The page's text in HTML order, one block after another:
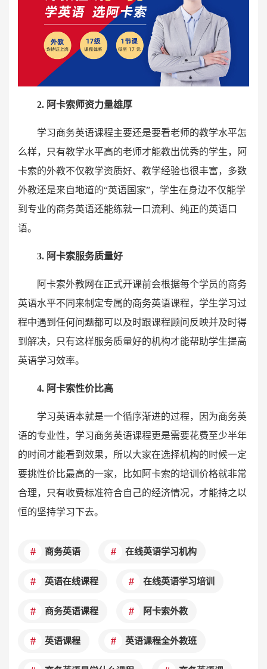
2. 阿卡索师资力量雄厚
学习商务英语课程主要还是要看老师的教学水平怎
么样，只有教学水平高的老师才能教出优秀的学生，阿
卡索的外教不仅教学资质好、教学经验也很丰富，多数
外教还是来自地道的“英语国家”，学生在身边不仅能学
到专业的商务英语还能练就一口流利、纯正的英语口
语。
3. 阿卡索服务质量好
阿卡索外教网在正式开课前会根据每个学员的商务
英语水平不同来制定专属的商务英语课程，学生学习过
程中遇到任何问题都可以及时跟课程顾问反映并及时得
到解决，只有这样服务质量好的机构才能帮助学生提高
英语学习效率。
4. 阿卡索性价比高
学习英语本就是一个循序渐进的过程，因为商务英
语的专业性，学习商务英语课程更是需要花费至少半年
的时间才能看到效果，所以大家在选择机构的时候一定
要挑性价比最高的一家，比如阿卡索的培训价格就非常
合理，只有收费标准符合自己的经济情况，才能持之以
恒的坚持学习下去。
商务英语 在线英语学习机构
英语在线课程 在线英语学习培训
商务英语课程 阿卡索外教
英语课程 英语课程全外教班